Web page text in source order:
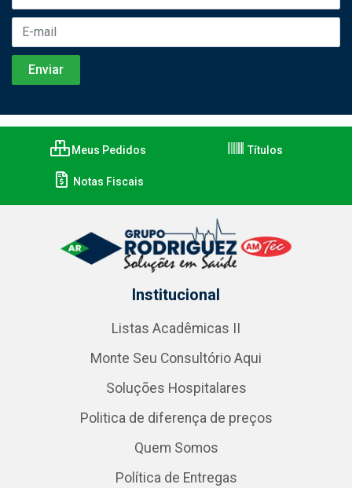
Meus Pedidos Títulos
Notas Fiscais
Institucional
Listas Acadêmicas II
Monte Seu Consultório Aqui
Soluções Hospitalares
Politica de diferença de preços
Quem Somos
Política de Entregas